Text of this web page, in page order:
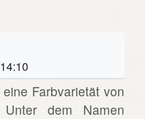
Farbvarietät von
Unter dem Namen